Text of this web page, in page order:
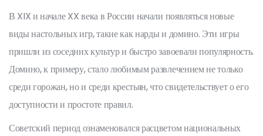
В XIX и начале XX века в России начали появляться новые
виды настольных игр, такие как нарды и домино. Эти игры
пришли из соседних культур и быстро завоевали популярность.
Домино, к примеру, стало любимым развлечением не только
среди горожан, но и среди крестьян, что свидетельствует о его
доступности и простоте правил.
Советский период ознаменовался расцветом национальных